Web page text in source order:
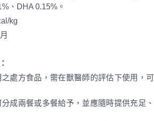
、DHA 0.15%。
kg
：
處方食品，需在獸醫師的評估下使用，可
成兩餐或多餐給予，並應隨時提供充足、